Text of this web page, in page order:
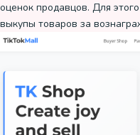
оценок продавцов. Для
выкупы товаров за